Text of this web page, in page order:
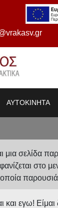
ΑΥΤΟΚΙΝΗΤΑ
μια σελίδα
στο
και εγω!